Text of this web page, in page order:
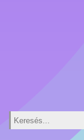
Keresés